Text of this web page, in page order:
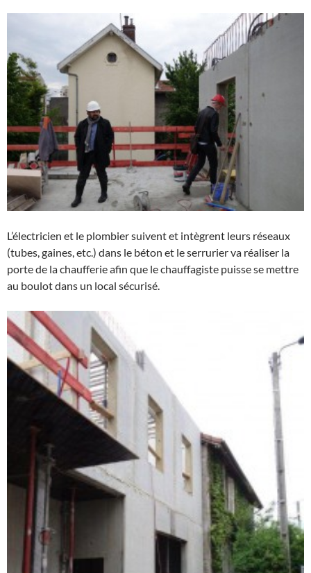
L’électricien et le plombier suivent et intègrent leurs réseaux
(tubes, gaines, etc.) dans le béton et le serrurier va réaliser la
porte de la chaufferie afin que le chauffagiste puisse se mettre
au boulot dans un local sécurisé.